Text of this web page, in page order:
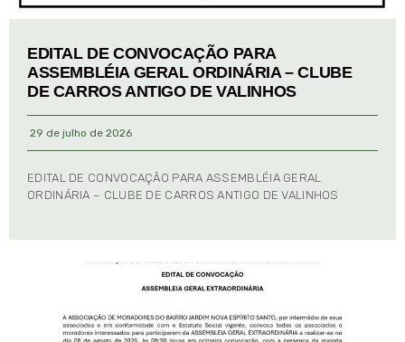
EDITAL DE CONVOCAÇÃO PARA
ASSEMBLÉIA GERAL ORDINÁRIA – CLUBE
DE CARROS ANTIGO DE VALINHOS
29 de julho de 2026
EDITAL DE CONVOCAÇÃO PARA ASSEMBLÉIA GERAL
ORDINÁRIA – CLUBE DE CARROS ANTIGO DE VALINHOS